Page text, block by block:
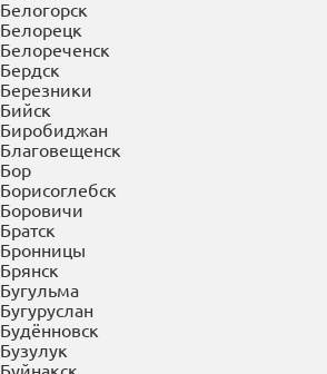
Балахна
Балашиха
Балашов
Барнаул
Батайск
Белгород
Белово
Белогорск
Белорецк
Белореченск
Бердск
Березники
Бийск
Биробиджан
Благовещенск
Бор
Борисоглебск
Боровичи